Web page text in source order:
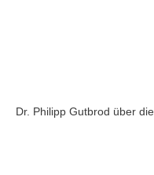
Dr. Philipp Gutbrod über